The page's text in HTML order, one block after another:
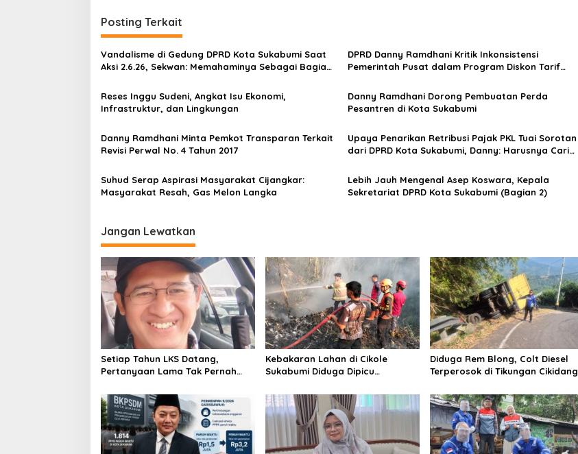
i
g
a
s
i
p
s
Posting Terkait
Vandalisme di Gedung DPRD Kota Sukabumi Saat
Aksi 2.6.26, Sekwan: Memahaminya Sebagai Bagian
DPRD Danny Ramdhani Kritik Inkonsistensi
Pemerintah Pusat dalam Program Diskon Tarif
Reses Inggu Sudeni, Angkat Isu Ekonomi,
Infrastruktur, dan Lingkungan
Danny Ramdhani Dorong Pembuatan Perda
Pesantren di Kota Sukabumi
Danny Ramdhani Minta Pemkot Transparan Terkait
Revisi Perwal No. 4 Tahun 2017
Upaya Penarikan Retribusi Pajak PKL Tuai Sorotan
dari DPRD Kota Sukabumi, Danny: Harusnya Cari
Suhud Serap Aspirasi Masyarakat Cijangkar:
Masyarakat Resah, Gas Melon Langka
Lebih Jauh Mengenal Asep Koswara, Kepala
Sekretariat DPRD Kota Sukabumi (Bagian 2)
Jangan Lewatkan
Setiap Tahun LKS Datang,
Pertanyaan Lama Tak Pernah
Kebakaran Lahan di Cikole
Sukabumi Diduga Dipicu
Merambat ke Permukiman
Diduga Rem Blong, Colt Diesel
Terperosok di Tikungan Cikidang